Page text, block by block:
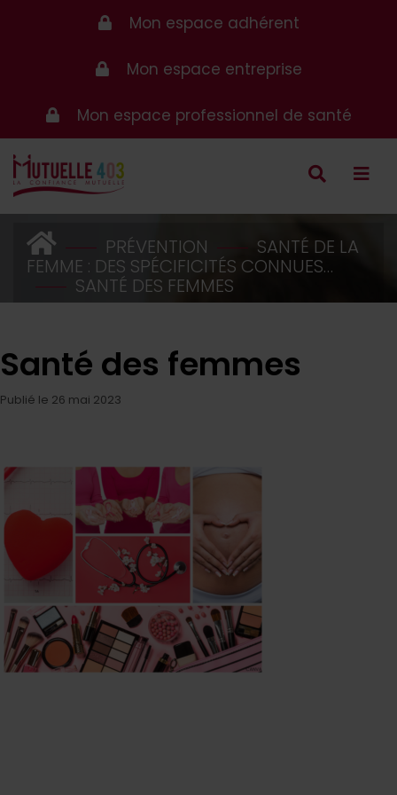
Mon espace adhérent
Mon espace entreprise
Mon espace professionnel de santé
PRÉVENTION SANTÉ DE LA
FEMME : DES SPÉCIFICITÉS CONNUES…
SANTÉ DES FEMMES
Santé des femmes
Publié le 26 mai 2023